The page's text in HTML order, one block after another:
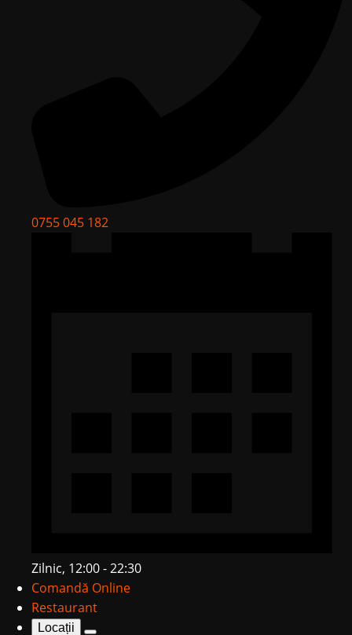
0755 045 182
Zilnic, 12:00 - 22:30
Comandă Online
Restaurant
Locații